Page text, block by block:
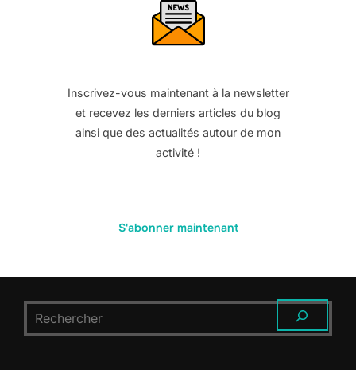
Inscrivez-vous maintenant à la newsletter
et recevez les derniers articles du blog
ainsi que des actualités autour de mon
activité !
S'abonner maintenant
RECHERCHER